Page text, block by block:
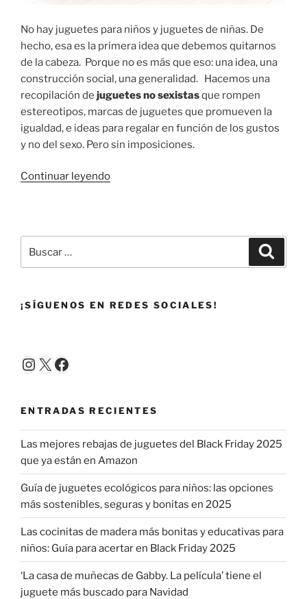
No hay juguetes para niños y juguetes de niñas. De
hecho, esa es la primera idea que debemos quitarnos
de la cabeza. Porque no es más que eso: una idea, una
construcción social, una generalidad. Hacemos una
recopilación de juguetes no sexistasque rompen
estereotipos, marcas de juguetes que promueven la
igualdad, e ideas para regalar en función de los gustos
y no del sexo. Pero sin imposiciones.
Continuar leyendo«Juguetes
en
por:
¡SÍGUENOS EN REDES SOCIALES!
Instagram
X Facebook
ENTRADAS RECIENTES
Las mejores rebajas de juguetes del Black Friday 2025
que ya están en Amazon
Guía de juguetes ecológicos para niños: las opciones
más sostenibles, seguras y bonitas en 2025
Las cocinitas de madera más bonitas y educativas para
niños: Guía para acertar en Black Friday 2025
‘La casa de muñecas de Gabby. La película’ tiene el
juguete más buscado para Navidad